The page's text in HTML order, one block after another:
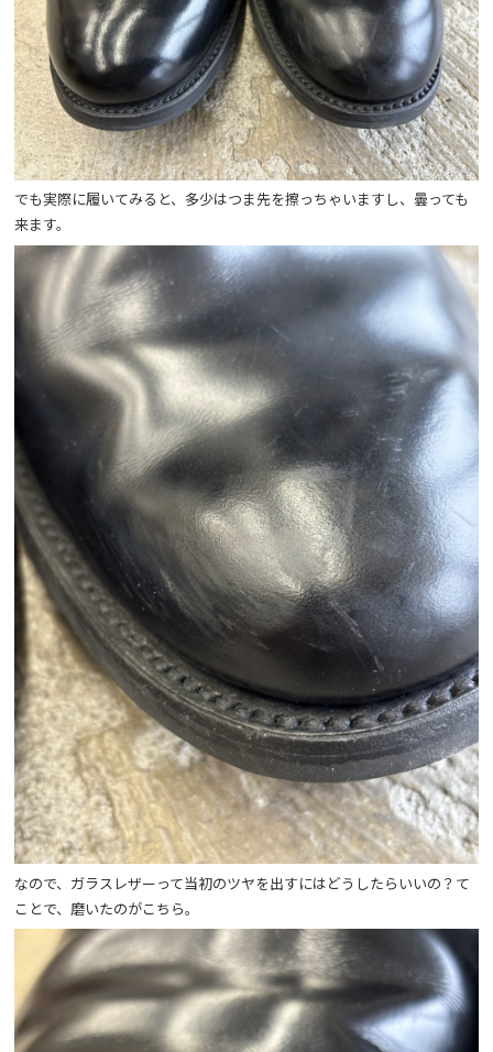
でも実際に履いてみると、多少はつま先を擦っちゃいますし、曇っても
来ます。
なので、ガラスレザーって当初のツヤを出すにはどうしたらいいの？て
ことで、磨いたのがこちら。